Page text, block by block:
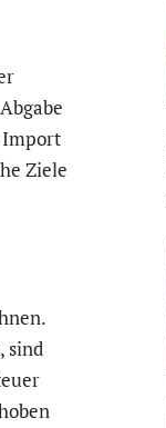
Import
Ziele
sind